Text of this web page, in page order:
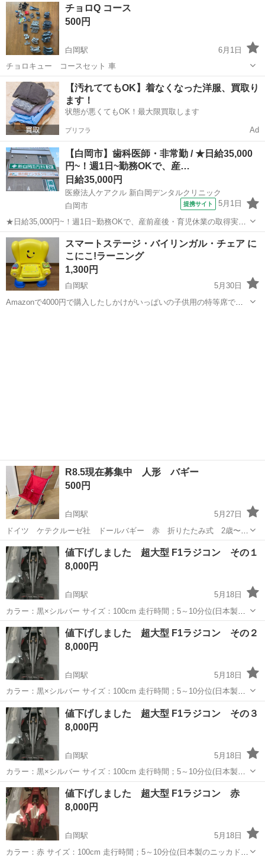
好きのお子様に。 直径は約8.5cm 長さは15cmです
チョロQ コース
500円
白岡駅
6月1日
チョロキュー コースセット 車
埼玉 白岡市 白岡駅 おもちゃ コース
【汚れててもOK】着なくなった洋服、買取り
ます！
状態が悪くてもOK！最大限買取します
プリフラ Ad
【白岡市】歯科医師・非常勤 / ★日給35,000
円~！週1日~勤務OKで、産…
日給35,000円
医療法人ケアクル 新白岡デンタルクリニック
白岡市
提携サイト 5月1日
★日給35,000円~！週1日~勤務OKで、産前産後・育児休業の取得実績
あり！ブランクの方も安心してスタートできます★ 日給： 35,000円~
または歩合給（自費25%、保険25%） ※経験、能力による アクセス：
宇都宮...
埼玉 白岡市 その他
スマートステージ・バイリンガル・チェア に
こにこ!ラーニング
1,300円
白岡駅
5月30日
Amazonで4000円で購入したしかけがいっぱいの子供用の特等席です
R8.5現在募集中 人形 バギー
500円
白岡駅
5月27日
ドイツ ケテクルーゼ社 ドールバギー 赤 折りたたみ式 2歳〜
ベビーカー 人形用のバギー 銀座の博品館で購入。 定価8,000円くらい
したのでとても丈夫なものです。 メルカリでも中古なのに高値で出て
います。 子どももぬい...
埼玉 白岡市 白岡駅 おもちゃ 博品館
値下げしました 超大型 F1ラジコン その１
8,000円
白岡駅
5月18日
カラー：黒×シルバー サイズ：100cm 走行時間；5～10分位(日本製の
ニッカドバッテリーに交換すればもっと長く走れるかもしれませんが
配線変更が必要なので、それなりの技術が必要です) 梱包サイズ：(約)
長さ120×縦...
埼玉 白岡市 白岡駅 ラジコン 超大型
値下げしました 超大型 F1ラジコン その２
8,000円
白岡駅
5月18日
カラー：黒×シルバー サイズ：100cm 走行時間；5～10分位(日本製の
ニッカドバッテリーに交換すればもっと長く走れるかもしれませんが
配線変更が必要なので、それなりの技術が必要です) 梱包サイズ：(約)
長さ120×縦...
埼玉 白岡市 白岡駅 ラジコン 超大型
値下げしました 超大型 F1ラジコン その３
8,000円
白岡駅
5月18日
カラー：黒×シルバー サイズ：100cm 走行時間；5～10分位(日本製の
ニッカドバッテリーに交換すればもっと長く走れるかもしれませんが
配線変更が必要なので、それなりの技術が必要です) 梱包サイズ：(約)
長さ120×縦...
埼玉 白岡市 白岡駅 ラジコン
値下げしました 超大型 F1ラジコン 赤
8,000円
白岡駅
5月18日
カラー：赤 サイズ：100cm 走行時間；5～10分位(日本製のニッカドバ